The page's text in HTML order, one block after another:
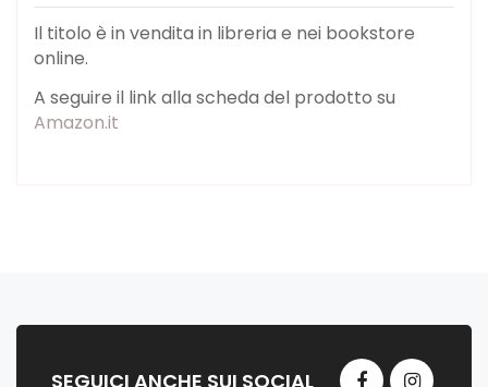
Il titolo è in vendita in libreria e nei bookstore
online.
A seguire il link alla scheda del prodotto su
Amazon.it
SEGUICI ANCHE SUI SOCIAL